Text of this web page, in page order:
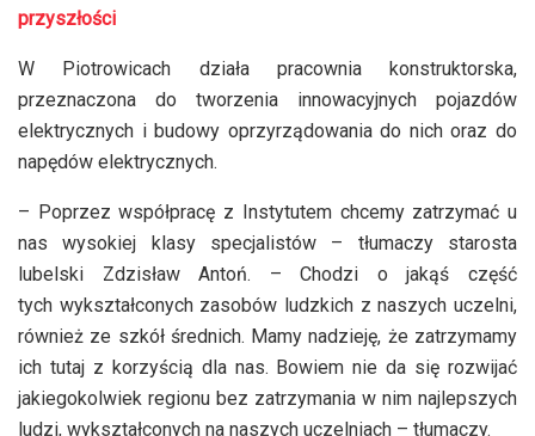
przyszłości
W Piotrowicach działa pracownia konstruktorska,
przeznaczona do tworzenia innowacyjnych pojazdów
elektrycznych i budowy oprzyrządowania do nich oraz do
napędów elektrycznych.
– Poprzez współpracę z Instytutem chcemy zatrzymać u
nas wysokiej klasy specjalistów – tłumaczy starosta
lubelski Zdzisław Antoń. – Chodzi o jakąś część
tych wykształconych zasobów ludzkich z naszych uczelni,
również ze szkół średnich. Mamy nadzieję, że zatrzymamy
ich tutaj z korzyścią dla nas. Bowiem nie da się rozwijać
jakiegokolwiek regionu bez zatrzymania w nim najlepszych
ludzi, wykształconych na naszych uczelniach – tłumaczy.